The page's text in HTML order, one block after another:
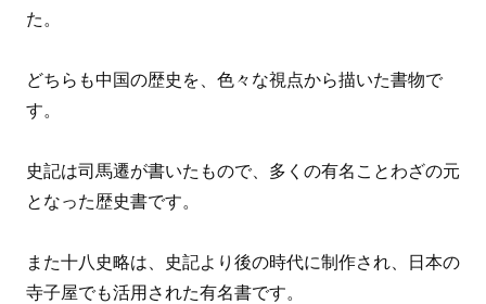
た。
どちらも中国の歴史を、色々な視点から描いた書物で
す。
史記は司馬遷が書いたもので、多くの有名ことわざの元
となった歴史書です。
また十八史略は、史記より後の時代に制作され、日本の
寺子屋でも活用された有名書です。